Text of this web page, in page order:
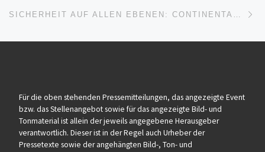
Für die oben stehenden Pressemitteilungen, das angezeigte Event
bzw. das Stellenangebot sowie für das angezeigte Bild- und
Tonmaterial ist allein der jeweils angegebene Herausgeber
verantwortlich. Dieser ist in der Regel auch Urheber der
Pressetexte sowie der angehängten Bild-, Ton- und